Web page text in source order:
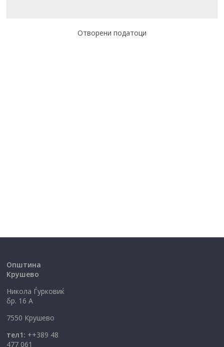
Отворени податоци
Општина
Крушево
Никола Ѓурковиќ
бр. 16 А
7550 Крушево
тел1: ++389 48
477 061